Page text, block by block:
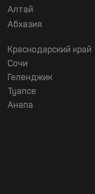
Алтай
Абхазия
Краснодарский край
Сочи
Геленджик
Туапсе
Анапа